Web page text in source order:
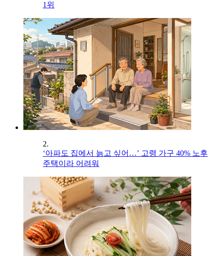
1위
2.
‘아파도 집에서 늙고 싶어…’ 고령 가구 40% 노후
주택이라 어려워